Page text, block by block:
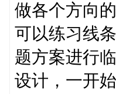
做各个方向
可以练习线
题方案进行
设计，一开